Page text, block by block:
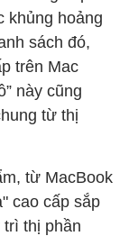
khủng hoảng
sách đó,
trên Mac
này cũng
từ thị
từ MacBook
cao cấp sắp
thị phần